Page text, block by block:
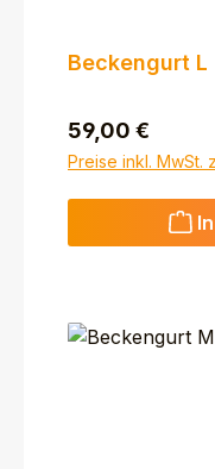
Beckengurt L
Regulärer Preis:
59,00 €
Preise inkl. MwSt.